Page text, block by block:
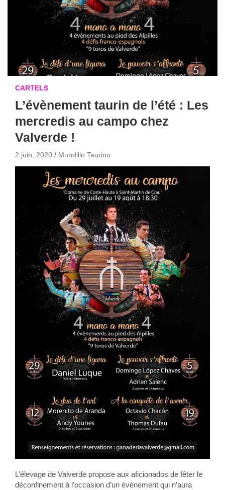
CARTELS
L’évènement taurin de l’été : Les
mercredis au campo chez
Valverde !
2 juin, 2020 Mundillo Taurino
L’élevage de Valverde propose aux aficionados de fêter le
déconfinement à l’occasion d’un évènement qui n’aura